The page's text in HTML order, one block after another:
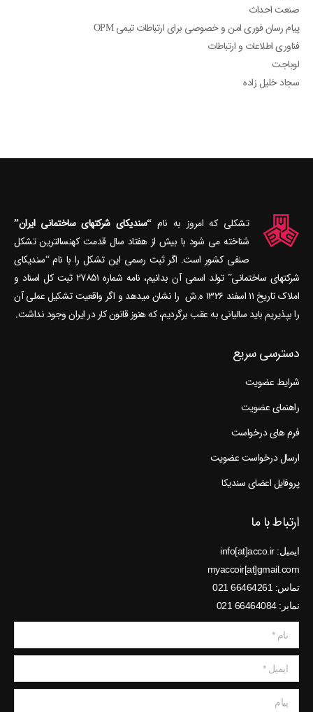
صنعت احداث
پیام رسان فوری امن و خصوصی برای ارتباطات تیمی OPM
فناوری اطلاعات و ارتباطات
لوباجت
سجاد خلیل زاده
تشکلی که امروز به نام“سندیکای شرکتهای ساختمانی ایران”
شناخته می‎ شود با بیش از هفتاد سال قدمت کهنسال‎ترین تشکل
صنفی کشور است. اگر ثبت رسمی این تشکل را با نام “سندیکای
شرکتهای ساختمانی” تولد اسمی آن بدانیم، نامه شماره ۲۷۸۵۱ ثبت کل اسناد و
املاک تاریخ ۱۱ اسفند ۱۳۲۶ ه.ش را نشان می‎دهد و اگر واقعیت تشکیل عملی آن
را بپذیریم باید سالیانی به عقب برگردیم، که هنوز قانون کار در ایران وجود نداشت.
دسترسی سریع
شرایط عضویت
راهنمای عضویت
فرم های درخواست
ارسال درخواست عضویت
پروفایل اعضای سندیکا
ارتباط با ما
ایمیل: info[at]acco.ir
myaccoir[at]gmail.com
تماس: 66464261 021
نمابر: 66464084 021
نام *
ایمیل *